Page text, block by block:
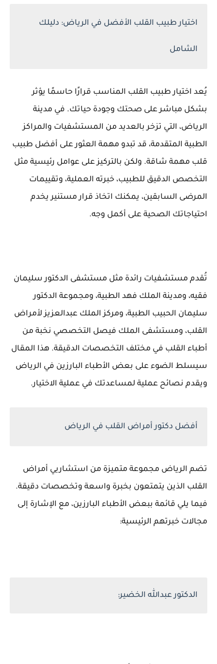
اختيار طبيب القلب الأفضل في الرياض: دليلك
الشامل
يُعد اختيار طبيب القلب المناسب قرارًا حاسمًا يؤثر
بشكل مباشر على صحتك وجودة حياتك. في مدينة
الرياض، التي تزخر بالعديد من المستشفيات والمراكز
الطبية المتقدمة، قد تبدو مهمة العثور على أفضل طبيب
قلب مهمة شاقة. ولكن بالتركيز على عوامل رئيسية مثل
التخصص الدقيق للطبيب، خبرته العملية، وتقييمات
المرضى السابقين، يمكنك اتخاذ قرار مستنير يخدم
احتياجاتك الصحية على أكمل وجه.
تُقدم مستشفيات رائدة مثل مستشفى الدكتور سليمان
فقيه، ومدينة الملك فهد الطبية، ومجموعة الدكتور
سليمان الحبيب الطبية، ومركز الملك عبدالعزيز لأمراض
القلب، ومستشفى الملك فيصل التخصصي نخبة من
أطباء القلب في مختلف التخصصات الدقيقة. هذا المقال
سيسلط الضوء على بعض الأطباء البارزين في الرياض
ويقدم نصائح عملية لمساعدتك في عملية الاختيار.
أفضل دكتور أمراض القلب في الرياض
تضم الرياض مجموعة متميزة من استشاريي أمراض
القلب الذين يتمتعون بخبرة واسعة وتخصصات دقيقة.
فيما يلي قائمة ببعض الأطباء البارزين، مع الإشارة إلى
مجالات خبرتهم الرئيسية:
الدكتور عبدالله الخضير: